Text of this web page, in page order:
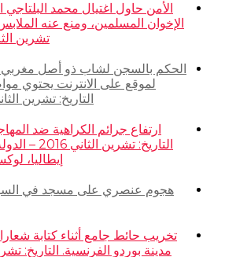
الأمن حاول اغتيال محمد
الإخوان المسلمين، ومنع عنه
تشرين الثاني 2016 –
الحكم بالسجن لشاب ذو أصل
لموقع على الانترنت يحتوي
التاريخ: تشرين الثاني 2016 – الدولة:
ارتفاع جرائم الكراهية ضد
التاريخ:
إيطاليا،
هجوم عنصري على مسجد في السويد
تخريب حائط جامع أثناء كتابة